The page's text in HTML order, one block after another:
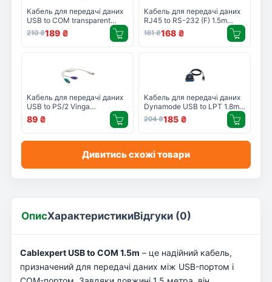
Кабель для передачі даних
USB to COM transparent
Vinga (VCPUSBCOM)
210₴189 ₴
Кабель для передачі даних
RJ45 to RS-232 (F) 1.5m
PowerPlant (CA913251)
181₴168 ₴
Кабель для передачі даних
USB to PS/2 Vinga
(VCPUSB2PS2)
89 ₴
Кабель для передачі даних
Dynamode USB to LPT 1.8m
(USB2.0-to-Parallel)
204₴185 ₴
Дивитись схожі товари
ОписХарактеристикиВідгуки (0)
Cablexpert USB to COM 1.5m – це надійний кабель,
призначений для передачі даних між USB-портом і